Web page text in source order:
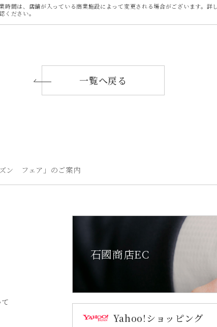
時間は、店舗が入っている商業施設によって変更される場合がございます。詳
ください。
一覧へ戻る
ン フェア」のご案内
石國商店EC
Yahoo!ショッピング